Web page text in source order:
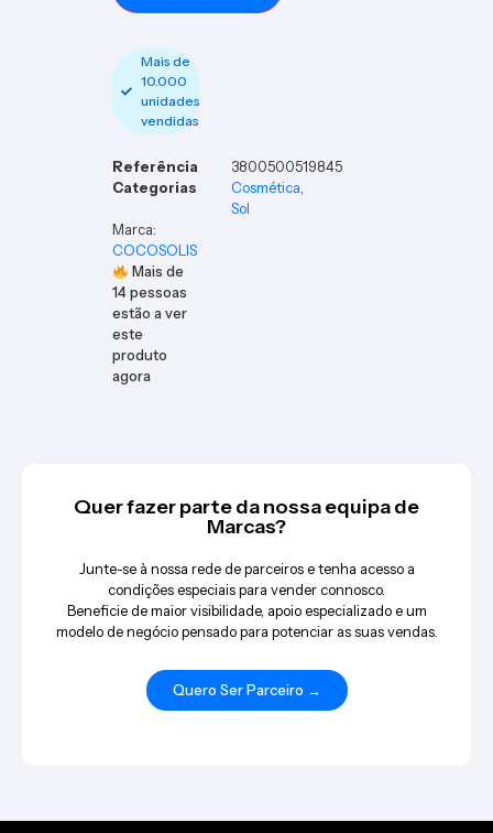
Mais de
10.000
unidades
vendidas
Referência
3800500519845
Categorias
Cosmética,
Sol
Marca:
COCOSOLIS
Mais de
14pessoas
estão a ver
este
produto
agora
Quer fazer parte da nossa equipa de
Marcas?
Junte-se à nossa rede de parceiros e tenha acesso a
condições especiais para vender connosco.
Beneficie de maior visibilidade, apoio especializado e um
modelo de negócio pensado para potenciar as suas vendas.
Quero Ser Parceiro →